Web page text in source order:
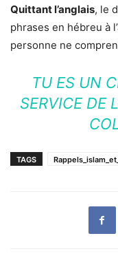
Quittant l’anglais, le
phrases en hébreu à
personne ne
TU ES UN
SERVICE DE
TAGS